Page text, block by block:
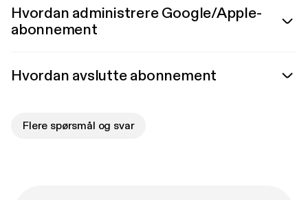
Hvordan administrere Google/Apple-
abonnement
Hvordan avslutte abonnement
Flere spørsmål og svar